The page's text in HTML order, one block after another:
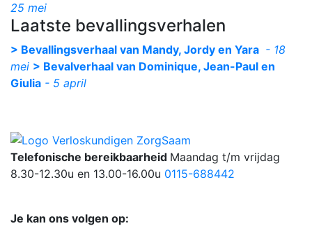
25 mei
Laatste bevallingsverhalen
> Bevallingsverhaal van Mandy, Jordy en Yara - 18
mei > Bevalverhaal van Dominique, Jean-Paul en
Giulia - 5 april
Telefonische bereikbaarheid Maandag t/m vrijdag
8.30-12.30u en 13.00-16.00u 0115-688442
Je kan ons volgen op: